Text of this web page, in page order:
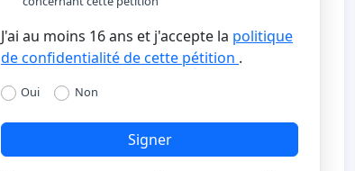
J'ai au moins 16 ans et j'accepte la politique
de confidentialité de cette pétition .
Oui Non
Signer